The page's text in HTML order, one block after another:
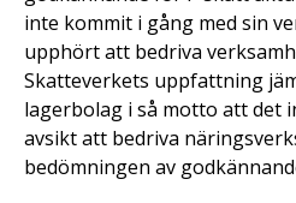
inte kommit i gång med sin
upphört att bedriva
Skatteverkets uppfattning
lagerbolag i så motto att det
avsikt att bedriva
bedömningen av